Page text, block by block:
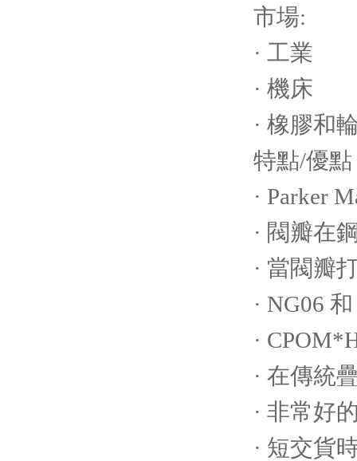
市場:
· 工業
· 機床
· 橡膠和
特點/優點
· Parker
· 閥瓣在
· 當閥瓣
· NG06
·
· 在傳統
· 非常好
· 短交貨